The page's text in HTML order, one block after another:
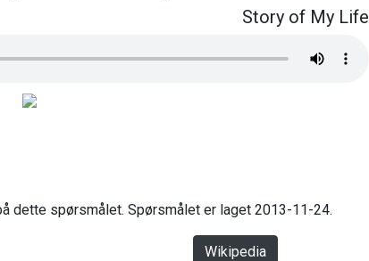
Story of My Life
dette spørsmålet. Spørsmålet er laget 2013-11-24.
Wikipedia